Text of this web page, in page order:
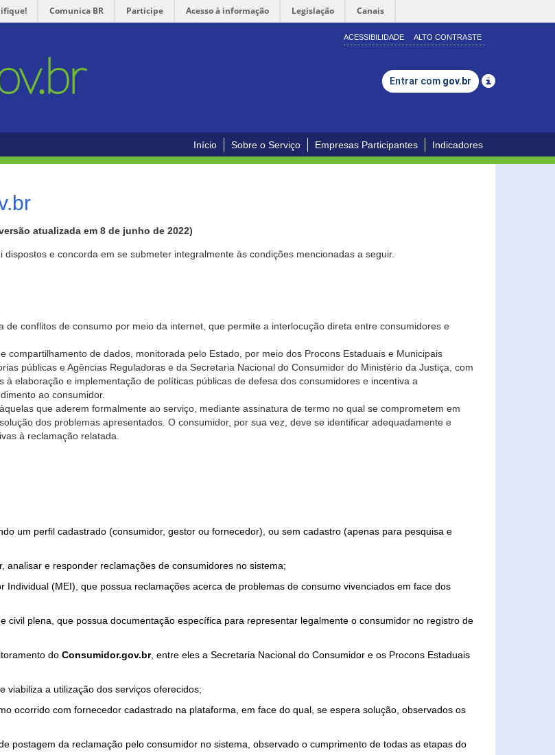
Comunica BR Participe Acesso à informação Legislação Canais
ACESSIBILIDADE ALTO CONTRASTE
Entrar com gov.br
Início Sobre o Serviço Empresas Participantes Indicadores
atualizada em 8 de junho de 2022)
e concorda em se submeter integralmente às condições mencionadas a seguir.
conflitos de consumo por meio da internet, que permite a interlocução direta entre consumidores e
de dados, monitorada pelo Estado, por meio dos Procons Estaduais e Municipais
públicas e Agências Reguladoras e da Secretaria Nacional do Consumidor do Ministério da Justiça, com
elaboração e implementação de políticas públicas de defesa dos consumidores e incentiva a
ao consumidor.
que aderem formalmente ao serviço, mediante assinatura de termo no qual se comprometem em
dos problemas apresentados. O consumidor, por sua vez, deve se identificar adequadamente e
à reclamação relatada.
um perfil cadastrado (consumidor, gestor ou fornecedor), ou sem cadastro (apenas para pesquisa e
e responder reclamações de consumidores no sistema;
(MEI), que possua reclamações acerca de problemas de consumo vivenciados em face dos
civil plena, que possua documentação específica para representar legalmente o consumidor no registro de
do Consumidor.gov.br, entre eles a Secretaria Nacional do Consumidor e os Procons Estaduais
viabiliza a utilização dos serviços oferecidos;
ocorrido com fornecedor cadastrado na plataforma, em face do qual, se espera solução, observados os
postagem da reclamação pelo consumidor no sistema, observado o cumprimento de todas as etapas do